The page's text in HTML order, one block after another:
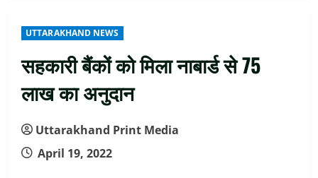
UTTARAKHAND NEWS
सहकारी बैंकों को मिला नाबार्ड से 75
लाख का अनुदान
Uttarakhand Print Media
April 19, 2022